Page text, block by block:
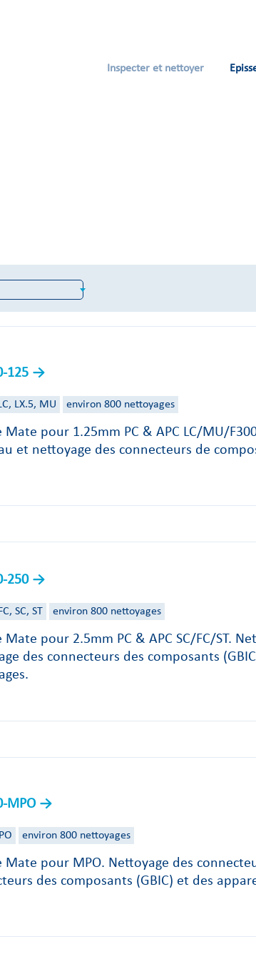
Inspecter et nettoyer
125
LX.5, MU environ 800 nettoyages
Mate pour 1.25mm PC & APC LC/MU/
et nettoyage des connecteurs de
250
SC, ST environ 800 nettoyages
Mate pour 2.5mm PC & APC SC/FC/ST.
des connecteurs des composants
MPO
environ 800 nettoyages
Mate pour MPO. Nettoyage des
des composants (GBIC) et des